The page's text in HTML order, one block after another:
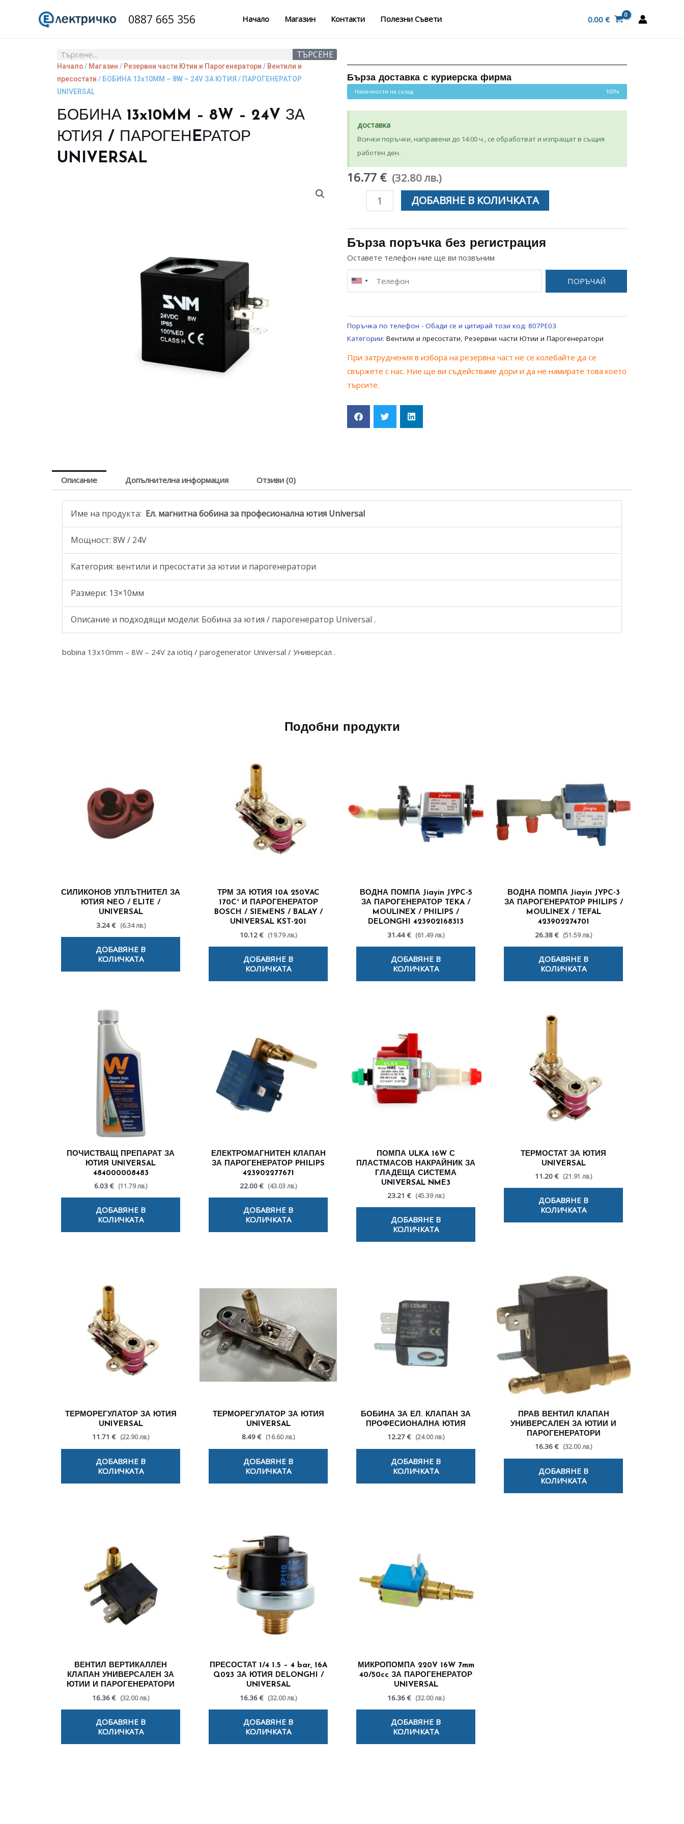
0887 665 356 Начало Магазин Контакти Полезни Съвети 0.00 €
Search ТЪРСЕНЕ
Начало/ Магазин / Резервни части Ютии и Парогенератори / Вентили и
пресостати / БОБИНА 13x10MM – 8W – 24V ЗА ЮТИЯ / ПАРОГЕНEРАТОР
UNIVERSAL
БОБИНА 13x10MM – 8W – 24V ЗА
ЮТИЯ / ПАРОГЕНEРАТОР
UNIVERSAL
Бърза доставка с куриерска фирма
Наличности на склад 100%
доставка
Всички поръчки, направени до 14:00 ч., се обработват и изпращат в същия
работен ден.
16.77 € (32.80 лв.)
количество
13x10MM
24V
ЮТИЯ
UNIVERSAL
ДОБАВЯНЕ В КОЛИЧКАТА
Бърза поръчка без регистрация
Оставете телефон ние ще ви позвъним
ПОРЪЧАЙ
Поръчка по телефон - Обади се и цитирай този код: 807PE03
Категории: Вентили и пресостати, Резервни части Ютии и Парогенератори
При затруднения в избора на резервна част не се колебайте да се
свържете с нас. Ние ще ви съдействаме дори и да не намирате това което
търсите.
Описание Допълнителна информация Отзиви (0)
Име на продукта: Ел. магнитна бобина за професионална ютия Universal
Мощност: 8W / 24V
Категория: вентили и пресостати за ютии и парогенератори
Размери: 13×10мм
Описание и подходящи модели: Бобина за ютия / парогенератор Universal .
bobina 13x10mm – 8W – 24V za iotiq / parogenerator Universal / Универсал .
Подобни продукти
СИЛИКОНОВ УПЛЪТНИТЕЛ ЗА
ЮТИЯ NEO / ELITE /
UNIVERSAL
3.24 € (6.34 лв.)
ДОБАВЯНЕ В
КОЛИЧКАТА
ТРМ ЗА ЮТИЯ 10A 250VAC
170C° И ПАРОГЕНЕРАТОР
BOSCH / SIEMENS / BALAY /
UNIVERSAL KST-201
10.12 € (19.79 лв.)
ДОБАВЯНЕ В
КОЛИЧКАТА
ВОДНА ПОМПА Jiayin JYPC-5
ЗА ПАРОГЕНЕРАТОР TEKA /
MOULINEX / PHILIPS /
DELONGHI 423902168313
31.44 € (61.49 лв.)
ДОБАВЯНЕ В
КОЛИЧКАТА
ВОДНА ПОМПА Jiayin JYPC-3
ЗА ПАРОГЕНЕРАТОР PHILIPS /
MOULINEX / TEFAL
423902274701
26.38 € (51.59 лв.)
ДОБАВЯНЕ В
КОЛИЧКАТА
ПОЧИСТВАЩ ПРЕПАРАТ ЗА
ЮТИЯ UNIVERSAL
484000008483
6.03 € (11.79 лв.)
ДОБАВЯНЕ В
КОЛИЧКАТА
ЕЛЕКТРОМАГНИТЕН КЛАПАН
ЗА ПАРОГЕНЕРАТОР PHILIPS
423902277671
22.00 € (43.03 лв.)
ДОБАВЯНЕ В
КОЛИЧКАТА
ПОМПА ULKA 16W С
ПЛАСТМАСОВ НАКРАЙНИК ЗА
ГЛАДЕЩА СИСТЕМА
UNIVERSAL NME3
23.21 € (45.39 лв.)
ДОБАВЯНЕ В
КОЛИЧКАТА
ТЕРМОСТАТ ЗА ЮТИЯ
UNIVERSAL
11.20 € (21.91 лв.)
ДОБАВЯНЕ В
КОЛИЧКАТА
ТЕРМОРЕГУЛАТОР ЗА ЮТИЯ
UNIVERSAL
11.71 € (22.90 лв.)
ДОБАВЯНЕ В
КОЛИЧКАТА
ТЕРМОРЕГУЛАТОР ЗА ЮТИЯ
UNIVERSAL
8.49 € (16.60 лв.)
ДОБАВЯНЕ В
КОЛИЧКАТА
БОБИНА ЗА ЕЛ. КЛАПАН ЗА
ПРОФЕСИОНАЛНА ЮТИЯ
12.27 € (24.00 лв.)
ДОБАВЯНЕ В
КОЛИЧКАТА
ПРАВ ВЕНТИЛ КЛАПАН
УНИВЕРСАЛЕН ЗА ЮТИИ И
ПАРОГЕНЕРАТОРИ
16.36 € (32.00 лв.)
ДОБАВЯНЕ В
КОЛИЧКАТА
ВЕНТИЛ ВЕРТИКАЛЛЕН
КЛАПАН УНИВЕРСАЛЕН ЗА
ЮТИИ И ПАРОГЕНЕРАТОРИ
16.36 € (32.00 лв.)
ДОБАВЯНЕ В
КОЛИЧКАТА
ПРЕСОСТАТ 1/4 1.5 – 4 bar, 16A
Q023 ЗА ЮТИЯ DELONGHI /
UNIVERSAL
16.36 € (32.00 лв.)
ДОБАВЯНЕ В
КОЛИЧКАТА
МИКРОПОМПА 220V 16W 7mm
40/50cc ЗА ПАРОГЕНЕРАТОР
UNIVERSAL
16.36 € (32.00 лв.)
ДОБАВЯНЕ В
КОЛИЧКАТА